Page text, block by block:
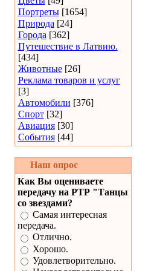
Портреты [1654]
Природа [24]
Города [362]
Путешествие в Латвию.
[434]
Животные [26]
Реклама товаров и услуг
[3]
Автомобили [376]
Спорт [32]
Авиация [30]
События [44]
Наш опрос
Как Вы оцениваете
передачу на РТР "Танцы
со звездами?
Самая интересная
передача.
Отлично.
Хорошо.
Удовлетворительно.